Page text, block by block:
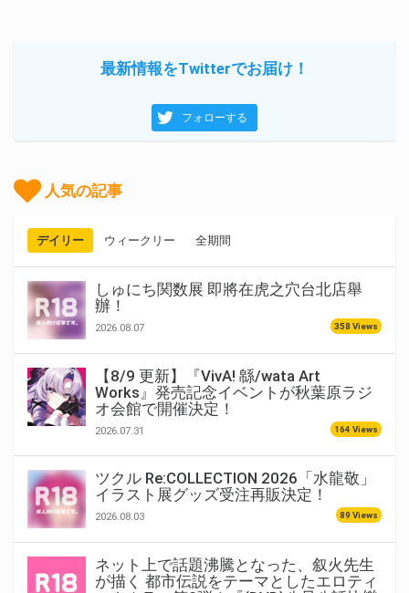
最新情報をTwitterでお届け！
フォローする
人気の記事
デイリー ウィークリー 全期間
しゅにち関数展 即將在虎之穴台北店舉
辦！
2026.08.07 358 Views
【8/9 更新】『VivA! 緜/wata Art
Works』発売記念イベントが秋葉原ラジ
オ会館で開催決定！
2026.07.31 164 Views
ツクル Re:COLLECTION 2026「水龍敬」
イラスト展グッズ受注再販決定！
2026.08.03 89 Views
ネット上で話題沸騰となった、叙火先生
が描く 都市伝説をテーマとしたエロティ